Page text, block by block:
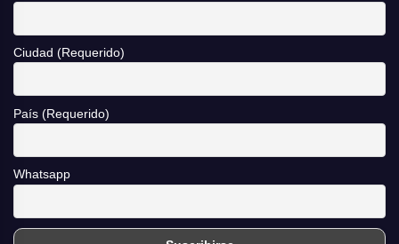
Ciudad (Requerido)
País (Requerido)
Whatsapp